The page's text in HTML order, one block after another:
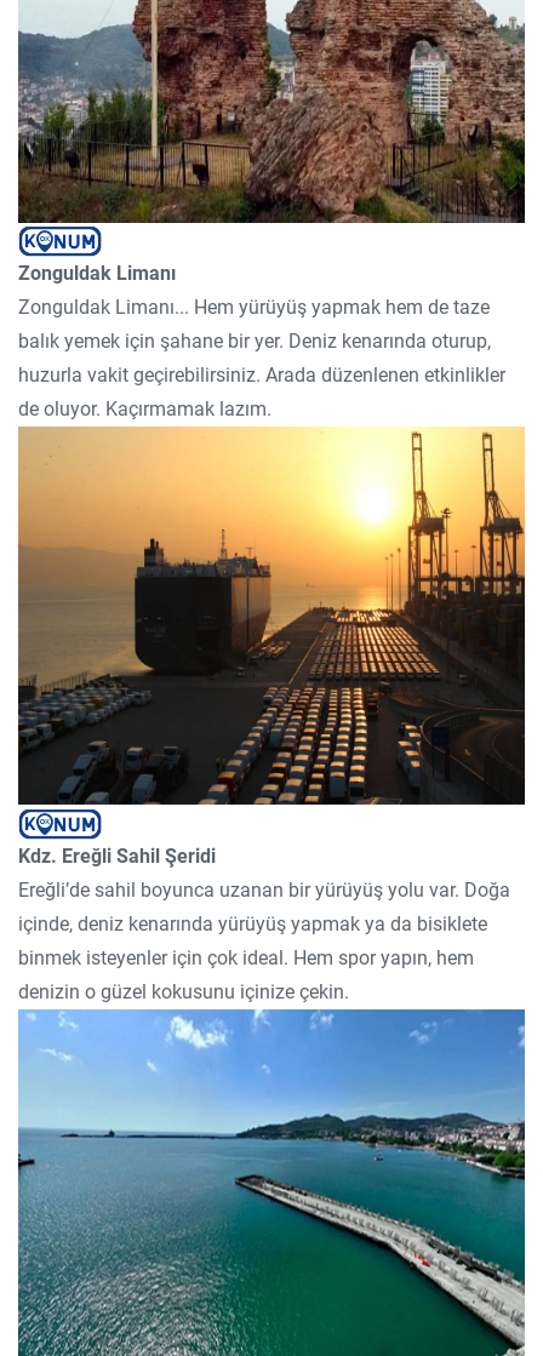
Zonguldak Limanı
Zonguldak Limanı... Hem yürüyüş yapmak hem de taze
balık yemek için şahane bir yer. Deniz kenarında oturup,
huzurla vakit geçirebilirsiniz. Arada düzenlenen etkinlikler
de oluyor. Kaçırmamak lazım.
Kdz. Ereğli Sahil Şeridi
Ereğli’de sahil boyunca uzanan bir yürüyüş yolu var. Doğa
içinde, deniz kenarında yürüyüş yapmak ya da bisiklete
binmek isteyenler için çok ideal. Hem spor yapın, hem
denizin o güzel kokusunu içinize çekin.